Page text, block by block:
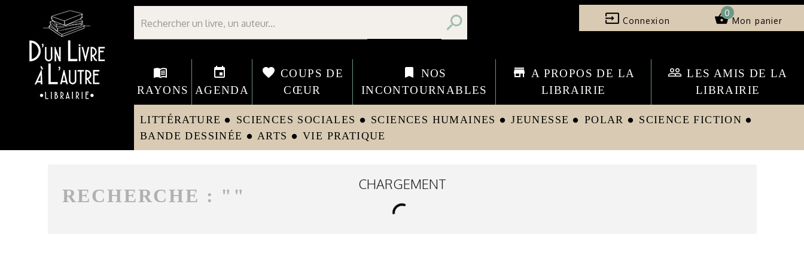
Librairie D'un livre à l'autre - Avranches
search input Connexion shopping_basket
0
Mon panier
menu_book
RAYONS
event
AGENDA
favorite COUPS DE
CŒUR
bookmark
NOS
INCONTOURNABLES
store A PROPOS DE LA
LIBRAIRIE
people_outline LES AMIS DE LA
LIBRAIRIE
LITTÉRATURE circle SCIENCES SOCIALES circle SCIENCES HUMAINES circle JEUNESSE circle POLAR circle SCIENCE FICTION circle
BANDE DESSINÉE circle ARTS circle VIE PRATIQUE
RECHERCHE : " "
CHARGEMENT